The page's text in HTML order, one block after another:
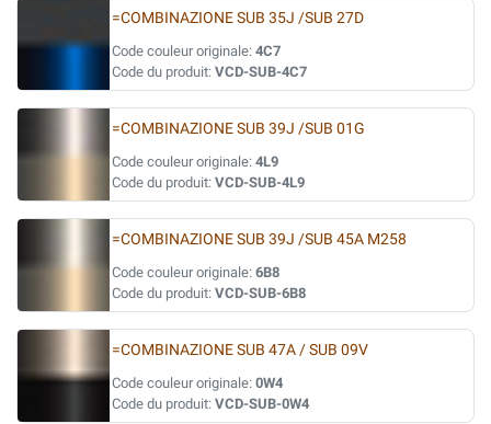
=COMBINAZIONE SUB 35J /SUB 27D
Code couleur originale: 4C7
Code du produit: VCD-SUB-4C7
=COMBINAZIONE SUB 39J /SUB 01G
Code couleur originale: 4L9
Code du produit: VCD-SUB-4L9
=COMBINAZIONE SUB 39J /SUB 45A M258
Code couleur originale: 6B8
Code du produit: VCD-SUB-6B8
=COMBINAZIONE SUB 47A / SUB 09V
Code couleur originale: 0W4
Code du produit: VCD-SUB-0W4